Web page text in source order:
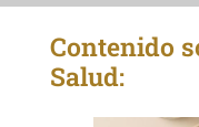
Contenido
Salud: